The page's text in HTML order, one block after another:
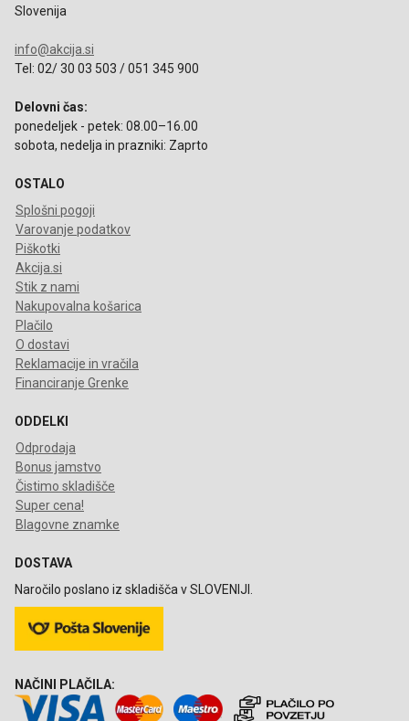
Slovenija
info@akcija.si
Tel: 02/ 30 03 503 / 051 345 900
Delovni čas:
ponedeljek - petek: 08.00–16.00
sobota, nedelja in prazniki: Zaprto
OSTALO
Splošni pogoji
Varovanje podatkov
Piškotki
Akcija.si
Stik z nami
Nakupovalna košarica
Plačilo
O dostavi
Reklamacije in vračila
Financiranje Grenke
ODDELKI
Odprodaja
Bonus jamstvo
Čistimo skladišče
Super cena!
Blagovne znamke
DOSTAVA
Naročilo poslano iz skladišča v SLOVENIJI.
NAČINI PLAČILA: